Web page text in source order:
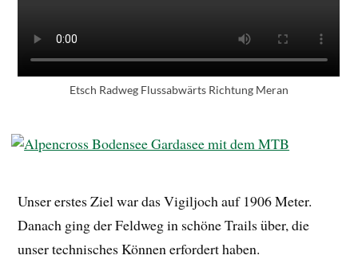
Etsch Radweg Flussabwärts Richtung Meran
Unser erstes Ziel war das Vigiljoch auf 1906 Meter.
Danach ging der Feldweg in schöne Trails über, die
unser technisches Können erfordert haben.